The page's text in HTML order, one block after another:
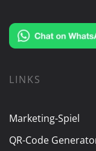
LINKS
Marketing-Spiel
QR-Code